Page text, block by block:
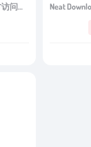
Screens 可以从世界任何地方访问您的计算机。